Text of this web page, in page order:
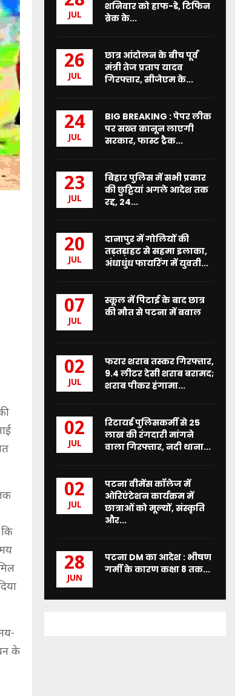
के
JUL
शनिवार को हाफ-डे, टिफिन
ब्रेक के...
26
JUL
छात्र आंदोलन के बीच पूर्व
मंत्री तेज प्रताप यादव
गिरफ्तार, सीजेएम के...
24
JUL
BIG BREAKING : पेपर लीक
पर सख्त कानून लाएगी
सरकार, फास्ट ट्रैक...
23
JUL
बिहार पुलिस में सभी प्रकार
की छुट्टियां अगले आदेश तक
रद्द, 24...
20
JUL
दानापुर में गोलियों की
तड़तड़ाहट से सहमा इलाका,
अंधाधुंध फायरिंग में युवती...
07
JUL
स्कूल में पिटाई के बाद छात्र
की मौत से पटना में बवाल
02
JUL
फरार शराब तस्कर गिरफ्तार,
9.4 लीटर देसी शराब बरामद;
शराब पीकर हंगामा...
02
JUL
रिटायर्ड पुलिसकर्मी से 25
लाख की रंगदारी मांगने
वाला गिरफ्तार, नदी थाना...
02
JUL
पटना वीमेंस कॉलेज में
ओरिएंटेशन कार्यक्रम में
छात्राओं को मूल्यों, संस्कृति
और...
28
JUN
पटना DM का आदेश : भीषण
गर्मी के कारण कक्षा 8 तक...